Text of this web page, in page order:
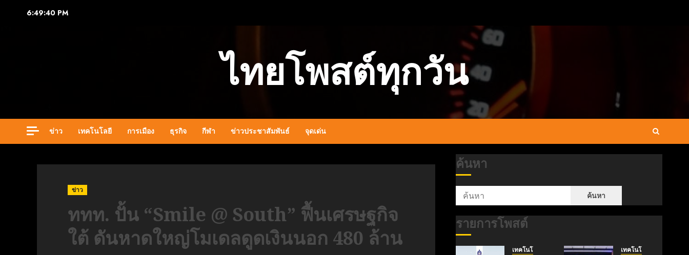
6:49:41 PM
ไทยโพสต์ทุกวัน
ข่าว เทคโนโลยี การเมือง ธุรกิจ กีฬา ข่าวประชาสัมพันธ์ จุดเด่น
ข่าว
ททท. ปั้น “Smile @ South” ฟื้นเศรษฐกิจ
ใต้ ดันหาดใหญ่โมเดลดูดเงินนอก 480 ล้าน
ค้นหา
ค้นหา
รายการโพสต์
เทคโนโลยี เทคโนโลยี